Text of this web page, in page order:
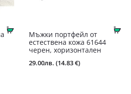
Купи
Мъжки портфейл от
естествена кожа 61644
черен, хоризонтален
29.00лв. (14.83 €)